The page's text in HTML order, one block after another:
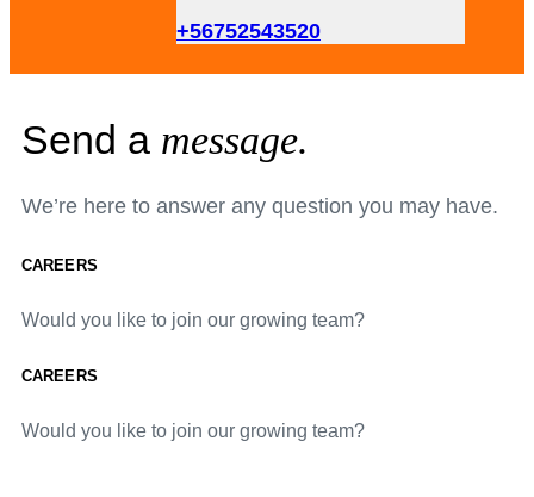
+56752543520
Send a message.
We’re here to answer any question you may have.
CAREERS
Would you like to join our growing team?
CAREERS
Would you like to join our growing team?